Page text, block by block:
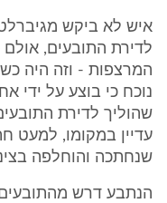
איש לא ביקש
לדירת התובעים,
המרצפות - וזה היה
נוכח כי בוצע על ידי
שהוליך לדירת
שנחתכה והוחלפה
הנתבע דרש